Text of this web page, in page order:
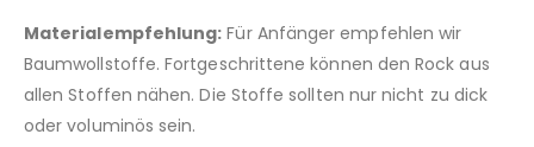
Materialempfehlung: Für Anfänger empfehlen wir
Baumwollstoffe. Fortgeschrittene können den Rock aus
allen Stoffen nähen. Die Stoffe sollten nur nicht zu dick
oder voluminös sein.